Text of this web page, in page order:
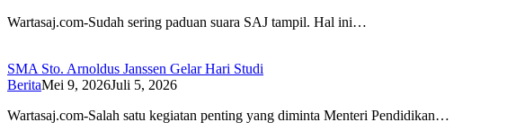
Wartasaj.com-Sudah sering paduan suara SAJ tampil. Hal ini…
SMA Sto. Arnoldus Janssen Gelar Hari Studi
BeritaMei 9, 2026Juli 5, 2026
Wartasaj.com-Salah satu kegiatan penting yang diminta Menteri Pendidikan…